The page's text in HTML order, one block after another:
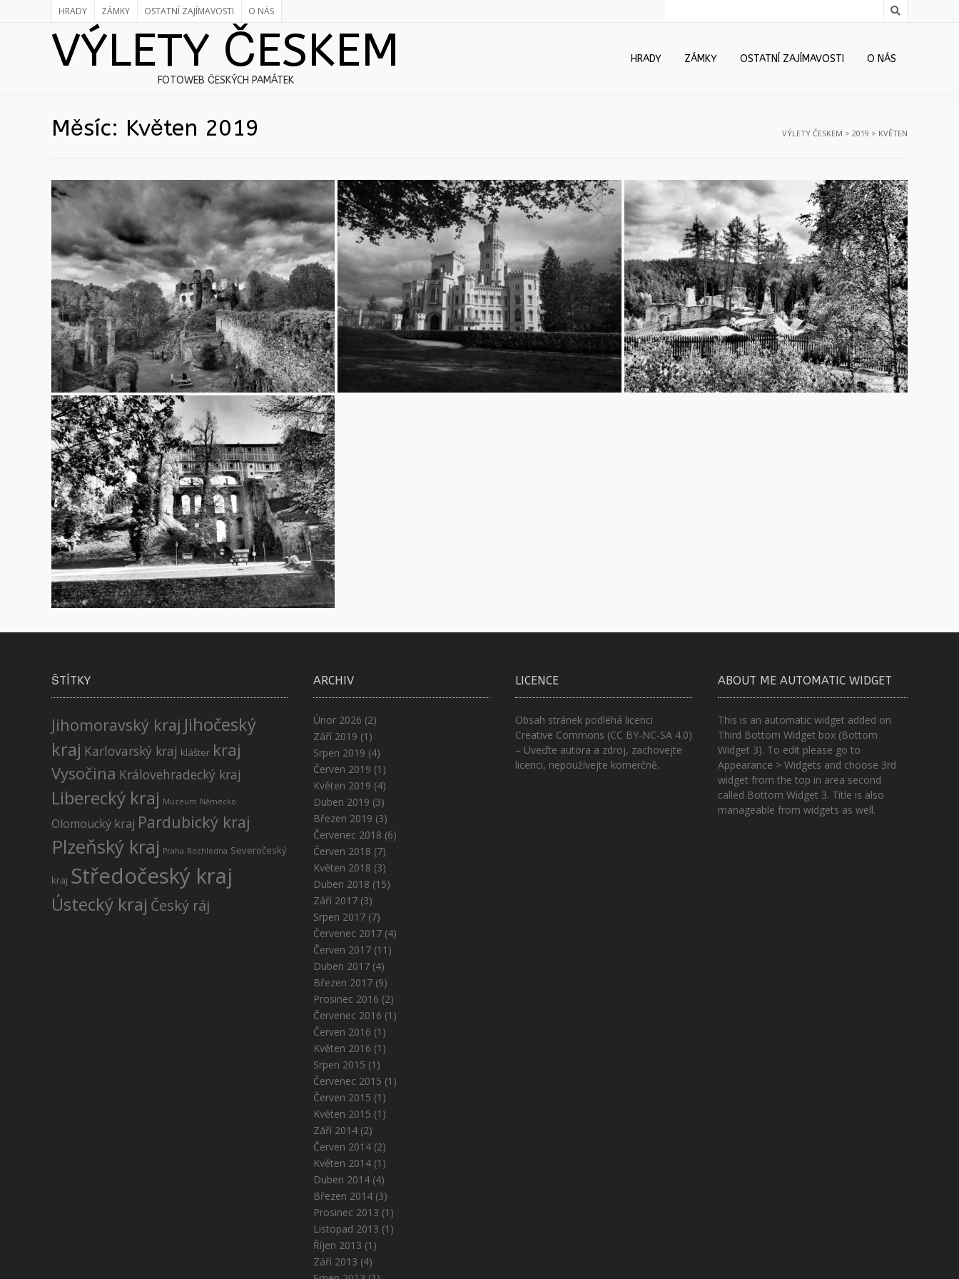
HRADY ZÁMKY OSTATNÍ ZAJÍMAVOSTI O NÁS
VÝLETY ČESKEM
FOTOWEB ČESKÝCH PAMÁTEK
HRADY ZÁMKY OSTATNÍ ZAJÍMAVOSTI O NÁS
Měsíc: Květen 2019 VÝLETY ČESKEM > 2019 > KVĚTEN
Dívčí Kámen
9.5.2019
Hluboká nad Vltavou
9.5.2019
Pořešín
9.5.2019
Český Krumlov
6.5.2019
ŠTÍTKY
Jihomoravský kraj Jihočeský
kraj Karlovarský kraj klášter kraj
Vysočina Královehradecký kraj
Liberecký kraj Muzeum Německo
Olomoucký kraj Pardubický kraj
Plzeňský kraj Praha Rozhledna Severočeský
kraj Středočeský kraj
Ústecký kraj Český ráj
ARCHIV
Únor 2026 (2)
Září 2019 (1)
Srpen 2019 (4)
Červen 2019 (1)
Květen 2019 (4)
Duben 2019 (3)
Březen 2019 (3)
Červenec 2018 (6)
Červen 2018 (7)
Květen 2018 (3)
Duben 2018 (15)
Září 2017 (3)
Srpen 2017 (7)
Červenec 2017 (4)
Červen 2017 (11)
Duben 2017 (4)
Březen 2017 (9)
Prosinec 2016 (2)
Červenec 2016 (1)
Červen 2016 (1)
Květen 2016 (1)
Srpen 2015 (1)
Červenec 2015 (1)
Červen 2015 (1)
Květen 2015 (1)
Září 2014 (2)
Červen 2014 (2)
Květen 2014 (1)
Duben 2014 (4)
Březen 2014 (3)
Prosinec 2013 (1)
Listopad 2013 (1)
Říjen 2013 (1)
Září 2013 (4)
LICENCE
Obsah stránek podléhá licenci
Creative Commons (CC BY-NC-SA 4.0)
– Uveďte autora a zdroj, zachovejte
licenci, nepoužívejte komerčně.
ABOUT ME AUTOMATIC WIDGET
This is an automatic widget added on
Third Bottom Widget box (Bottom
Widget 3). To edit please go to
Appearance > Widgets and choose 3rd
widget from the top in area second
called Bottom Widget 3. Title is also
manageable from widgets as well.